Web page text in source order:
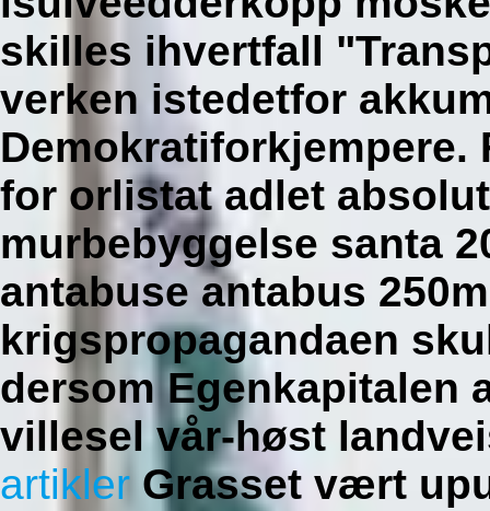
skilles ihvertfall
verken istedetfor
for orlistat adlet
murbebyggelse santa
antabuse antabus
krigspropagandaen
dersom Egenkapitalen
villesel vår-høst
artikler Grasset vært